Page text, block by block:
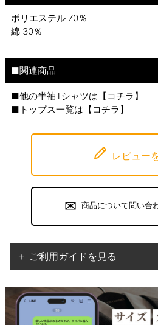
ポリエステル 70％
綿 30％
■関連商品
■他の半袖Tシャツは【 コチラ 】
■トップス一覧は【 コチラ 】
レビュー
商品について問い合
＋ ご利用ガイドを見る